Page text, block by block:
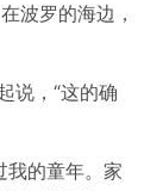
波罗的海边，
说，“这的确
我的童年。家